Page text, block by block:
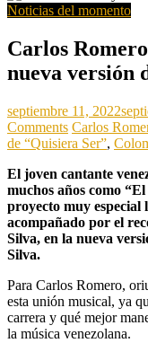
Noticias del momento
Carlos
nueva versión
septiembre 11, 2022
Comments Carlos
de “Quisiera Ser”,
El joven cantante
muchos años como
proyecto muy especial
acompañado por el
Silva, en la nueva
Silva.
Para Carlos Romero,
esta unión musical, ya
carrera y qué mejor
la música venezolana.